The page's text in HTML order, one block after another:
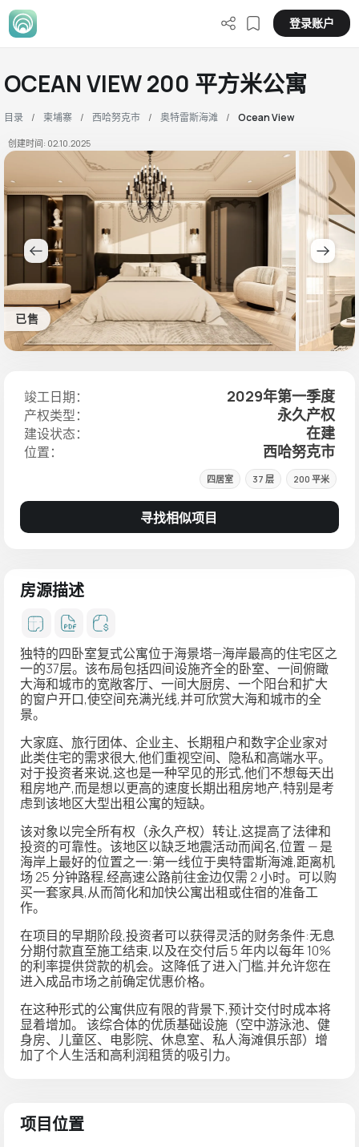
登录账户
OCEAN VIEW 200 平方米公寓
目录 柬埔寨 西哈努克市 奥特雷斯海滩 Ocean View
创建时间: 02.10.2025
已售
竣工日期： 2029年第一季度
产权类型： 永久产权
建设状态： 在建
位置： 西哈努克市
四居室 37 层 200 平米
寻找相似项目
房源描述
独特的四卧室复式公寓位于海景塔—海岸最高的住宅区之
一的37层。该布局包括四间设施齐全的卧室、一间俯瞰
大海和城市的宽敞客厅、一间大厨房、一个阳台和扩大
的窗户开口,使空间充满光线,并可欣赏大海和城市的全
景。
大家庭、旅行团体、企业主、长期租户和数字企业家对
此类住宅的需求很大,他们重视空间、隐私和高端水平。
对于投资者来说,这也是一种罕见的形式,他们不想每天出
租房地产,而是想以更高的速度长期出租房地产,特别是考
虑到该地区大型出租公寓的短缺。
该对象以完全所有权 （永久产权）转让,这提高了法律和
投资的可靠性。该地区以缺乏地震活动而闻名,位置 — 是
海岸上最好的位置之一:第一线位于奥特雷斯海滩,距离机
场 25 分钟路程,经高速公路前往金边仅需 2 小时。可以购
买一套家具,从而简化和加快公寓出租或住宿的准备工
作。
在项目的早期阶段,投资者可以获得灵活的财务条件:无息
分期付款直至施工结束,以及在交付后 5 年内以每年 10%
的利率提供贷款的机会。这降低了进入门槛,并允许您在
进入成品市场之前确定优惠价格。
在这种形式的公寓供应有限的背景下,预计交付时成本将
显着增加。 该综合体的优质基础设施（空中游泳池、健
身房、儿童区、电影院、休息室、私人海滩俱乐部）增
加了个人生活和高利润租赁的吸引力。
项目位置